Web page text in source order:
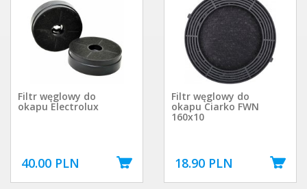
Filtr węglowy do
okapu Electrolux
40.00 PLN
Filtr węglowy do
okapu Ciarko FWN
160x10
18.90 PLN